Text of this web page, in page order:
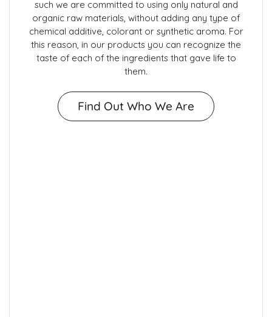
such we are committed to using only natural and
organic raw materials, without adding any type of
chemical additive, colorant or synthetic aroma. For
this reason, in our products you can recognize the
taste of each of the ingredients that gave life to
them.
Find Out Who We Are